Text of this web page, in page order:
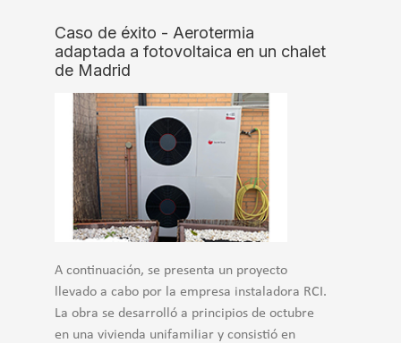
Caso de éxito - Aerotermia
adaptada a fotovoltaica en un chalet
de Madrid
A continuación, se presenta un proyecto
llevado a cabo por la empresa instaladora RCI.
La obra se desarrolló a principios de octubre
en una vivienda unifamiliar y consistió en